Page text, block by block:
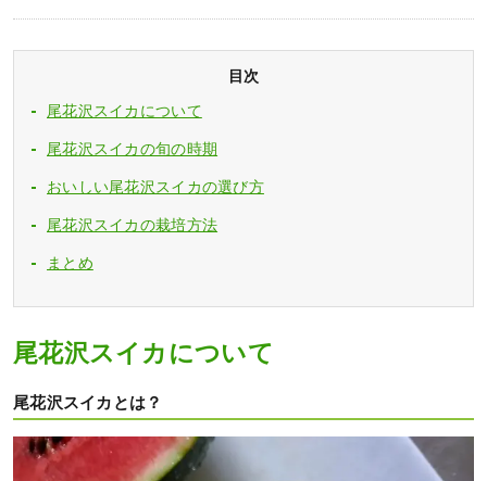
目次
尾花沢スイカについて
尾花沢スイカの旬の時期
おいしい尾花沢スイカの選び方
尾花沢スイカの栽培方法
まとめ
尾花沢スイカについて
尾花沢スイカとは？